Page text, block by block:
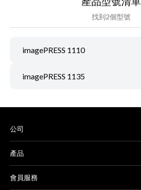
找到2個型號
imagePRESS 1110
imagePRESS 1135
公司
產品
會員服務